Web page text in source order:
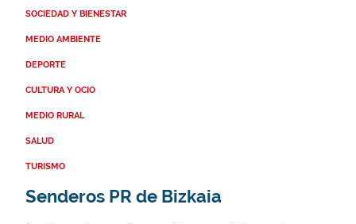
SOCIEDAD Y BIENESTAR
MEDIO AMBIENTE
DEPORTE
CULTURA Y OCIO
MEDIO RURAL
SALUD
TURISMO
Senderos PR de Bizkaia